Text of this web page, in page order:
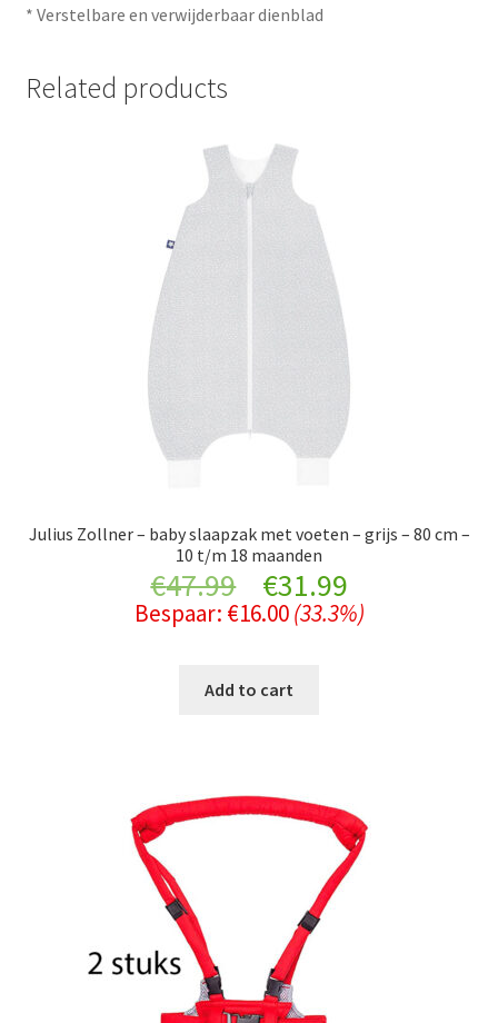
* Verstelbare en verwijderbaar dienblad
Related products
Julius Zollner – baby slaapzak met voeten – grijs – 80 cm –
10 t/m 18 maanden
€47.99
Original
price
was:
€31.99Current
price
Bespaar: €16.00 (33.3%)
Add to cart